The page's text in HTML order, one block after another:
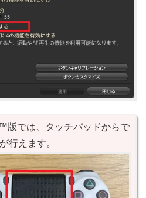
では、タッチパッドからで
行えます。